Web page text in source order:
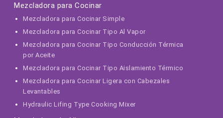
Mezcladora para Cocinar
Mezcladora para Cocinar Simple
Mezcladora para Cocinar Tipo Al Vapor
Mezcladora para Cocinar Tipo Conducción Térmica
por Aceite
Mezcladora para Cocinar Tipo Aislamiento Térmico
Mezcladora para Cocinar Ligera con Cabezales
Levantables
Hydraulic Lifing Type Cooking Mixer